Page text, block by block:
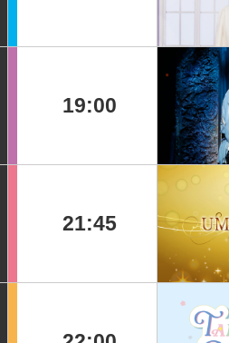
19:00
21:45